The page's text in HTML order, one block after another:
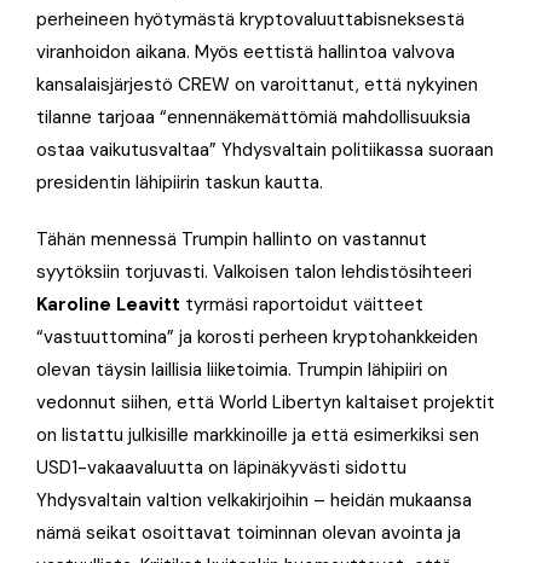
perheineen hyötymästä kryptovaluuttabisneksestä
viranhoidon aikana. Myös eettistä hallintoa valvova
kansalaisjärjestö CREW on varoittanut, että nykyinen
tilanne tarjoaa “ennennäkemättömiä mahdollisuuksia
ostaa vaikutusvaltaa” Yhdysvaltain politiikassa suoraan
presidentin lähipiirin taskun kautta.
Tähän mennessä Trumpin hallinto on vastannut
syytöksiin torjuvasti. Valkoisen talon lehdistösihteeri
Karoline Leavitt tyrmäsi raportoidut väitteet
“vastuuttomina” ja korosti perheen kryptohankkeiden
olevan täysin laillisia liiketoimia. Trumpin lähipiiri on
vedonnut siihen, että World Libertyn kaltaiset projektit
on listattu julkisille markkinoille ja että esimerkiksi sen
USD1-vakaavaluutta on läpinäkyvästi sidottu
Yhdysvaltain valtion velkakirjoihin – heidän mukaansa
nämä seikat osoittavat toiminnan olevan avointa ja